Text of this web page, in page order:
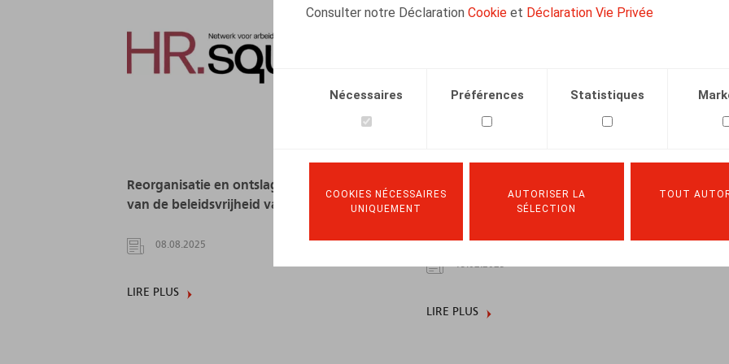
Consulter notre Déclaration Cookie et Déclaration Vie Privée
Nécessaires Préférences Statistiques
COOKIES NÉCESSAIRES
UNIQUEMENT
AUTORISER LA
SÉLECTION
TOUT
Reorganisatie en ontslag: bevestiging
van de beleidsvrijheid van werkgevers
08.08.2025
LIRE PLUS
from the AI Act: what are the
LIRE PLUS